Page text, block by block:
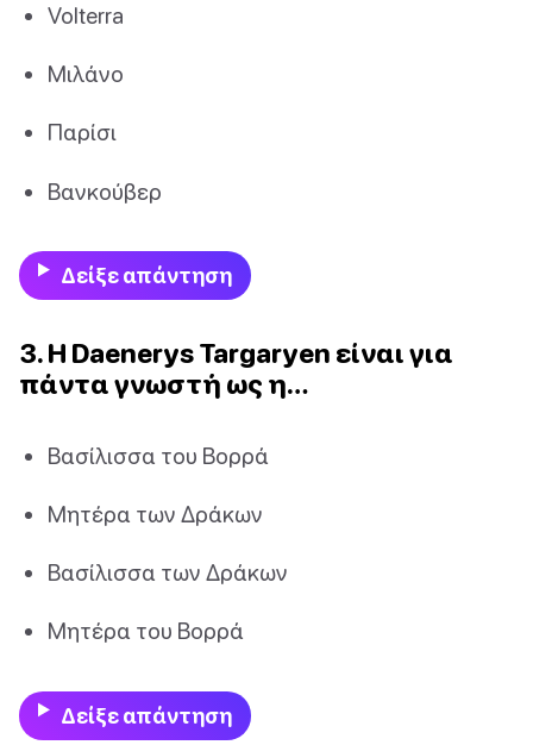
Volterra
Μιλάνο
Παρίσι
Βανκούβερ
Δείξε απάντηση
3. Η Daenerys Targaryen είναι για
πάντα γνωστή ως η…
Βασίλισσα του Βορρά
Μητέρα των Δράκων
Βασίλισσα των Δράκων
Μητέρα του Βορρά
Δείξε απάντηση